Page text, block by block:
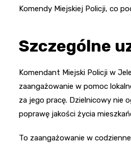
Komendy Miejskiej Policji, co
Szczególne
Komendant Miejski Policji w
zaangażowanie w pomoc
za jego pracę. Dzielnicowy nie
poprawę jakości życia
To zaangażowanie w